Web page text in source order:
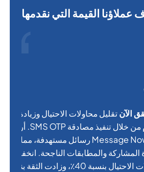
عملاؤنا القيمة التي نقدمها
الآنتقليل محاولات الاحتيال وزيادة ثقة
المستخدم من خلال تنفيذ مصادقة SMS OTP. أرسل
تطبيق Message Now رسائل مستهدفة، مما أدى
المشاركة والمطابقات الناجحة. انخفضت
محاولات الاحتيال بنسبة 40٪، وزادت الثقة بنسبة